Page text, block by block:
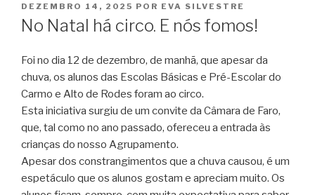
PUBLICADO
EM
DEZEMBRO 14, 2025 POR EVA SILVESTRE
No Natal há circo. E nós fomos!
Foi no dia 12 de dezembro, de manhã, que apesar da
chuva, os alunos das Escolas Básicas e Pré-Escolar do
Carmo e Alto de Rodes foram ao circo.
Esta iniciativa surgiu de um convite da Câmara de Faro,
que, tal como no ano passado, ofereceu a entrada às
crianças do nosso Agrupamento.
Apesar dos constrangimentos que a chuva causou, é um
espetáculo que os alunos gostam e apreciam muito. Os